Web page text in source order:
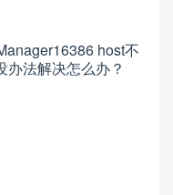
host不
法解决怎么办？